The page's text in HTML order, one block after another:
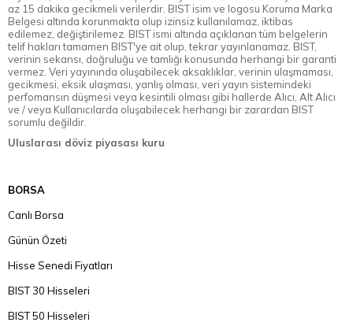
az 15 dakika gecikmeli verilerdir. BIST isim ve logosu Koruma Marka
Belgesi altında korunmakta olup izinsiz kullanılamaz, iktibas
edilemez, değiştirilemez. BIST ismi altında açıklanan tüm belgelerin
telif hakları tamamen BIST'ye ait olup, tekrar yayınlanamaz. BIST,
verinin sekansı, doğruluğu ve tamlığı konusunda herhangi bir garanti
vermez. Veri yayınında oluşabilecek aksaklıklar, verinin ulaşmaması,
gecikmesi, eksik ulaşması, yanlış olması, veri yayın sistemindeki
perfomansın düşmesi veya kesintili olması gibi hallerde Alıcı, Alt Alıcı
ve / veya Kullanıcılarda oluşabilecek herhangi bir zarardan BIST
sorumlu değildir.
Uluslarası döviz piyasası kuru
BORSA
Canlı Borsa
Günün Özeti
Hisse Senedi Fiyatları
BIST 30 Hisseleri
BIST 50 Hisseleri